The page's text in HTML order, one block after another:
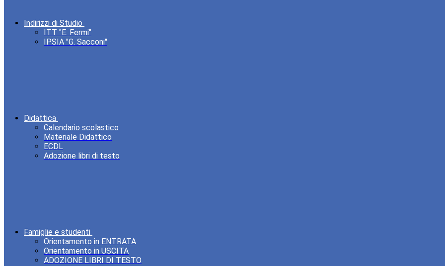
Indirizzi di Studio
ITT "E. Fermi"
IPSIA "G. Sacconi"
Didattica
Calendario scolastico
Materiale Didattico
ECDL
Adozione libri di testo
Famiglie e studenti
Orientamento in ENTRATA
Orientamento in USCITA
ADOZIONE LIBRI DI TESTO